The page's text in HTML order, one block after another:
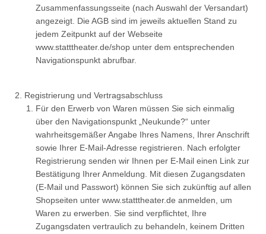
Zusammenfassungsseite (nach Auswahl der Versandart)
angezeigt. Die AGB sind im jeweils aktuellen Stand zu
jedem Zeitpunkt auf der Webseite
www.statttheater.de/shop unter dem entsprechenden
Navigationspunkt abrufbar.
Registrierung und Vertragsabschluss
Für den Erwerb von Waren müssen Sie sich einmalig
über den Navigationspunkt „Neukunde?“ unter
wahrheitsgemäßer Angabe Ihres Namens, Ihrer Anschrift
sowie Ihrer E-Mail-Adresse registrieren. Nach erfolgter
Registrierung senden wir Ihnen per E-Mail einen Link zur
Bestätigung Ihrer Anmeldung. Mit diesen Zugangsdaten
(E-Mail und Passwort) können Sie sich zukünftig auf allen
Shopseiten unter www.statttheater.de anmelden, um
Waren zu erwerben. Sie sind verpflichtet, Ihre
Zugangsdaten vertraulich zu behandeln, keinem Dritten